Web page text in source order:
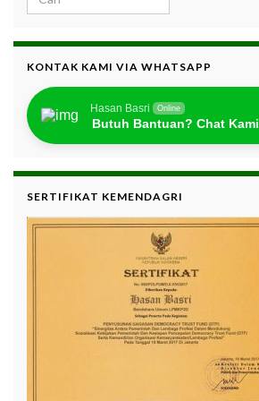
KONTAK KAMI VIA WHATSAPP
Hasan Basri Online
Butuh Bantuan? Chat Kami
SERTIFIKAT KEMENDAGRI